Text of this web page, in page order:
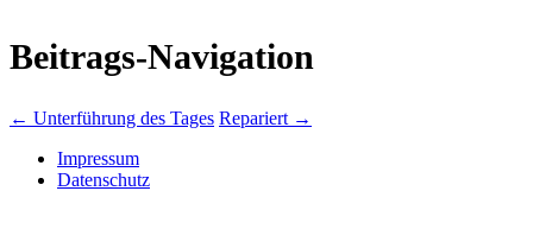
Beitrags-Navigation
← Unterführung des Tages Repariert →
Impressum
Datenschutz